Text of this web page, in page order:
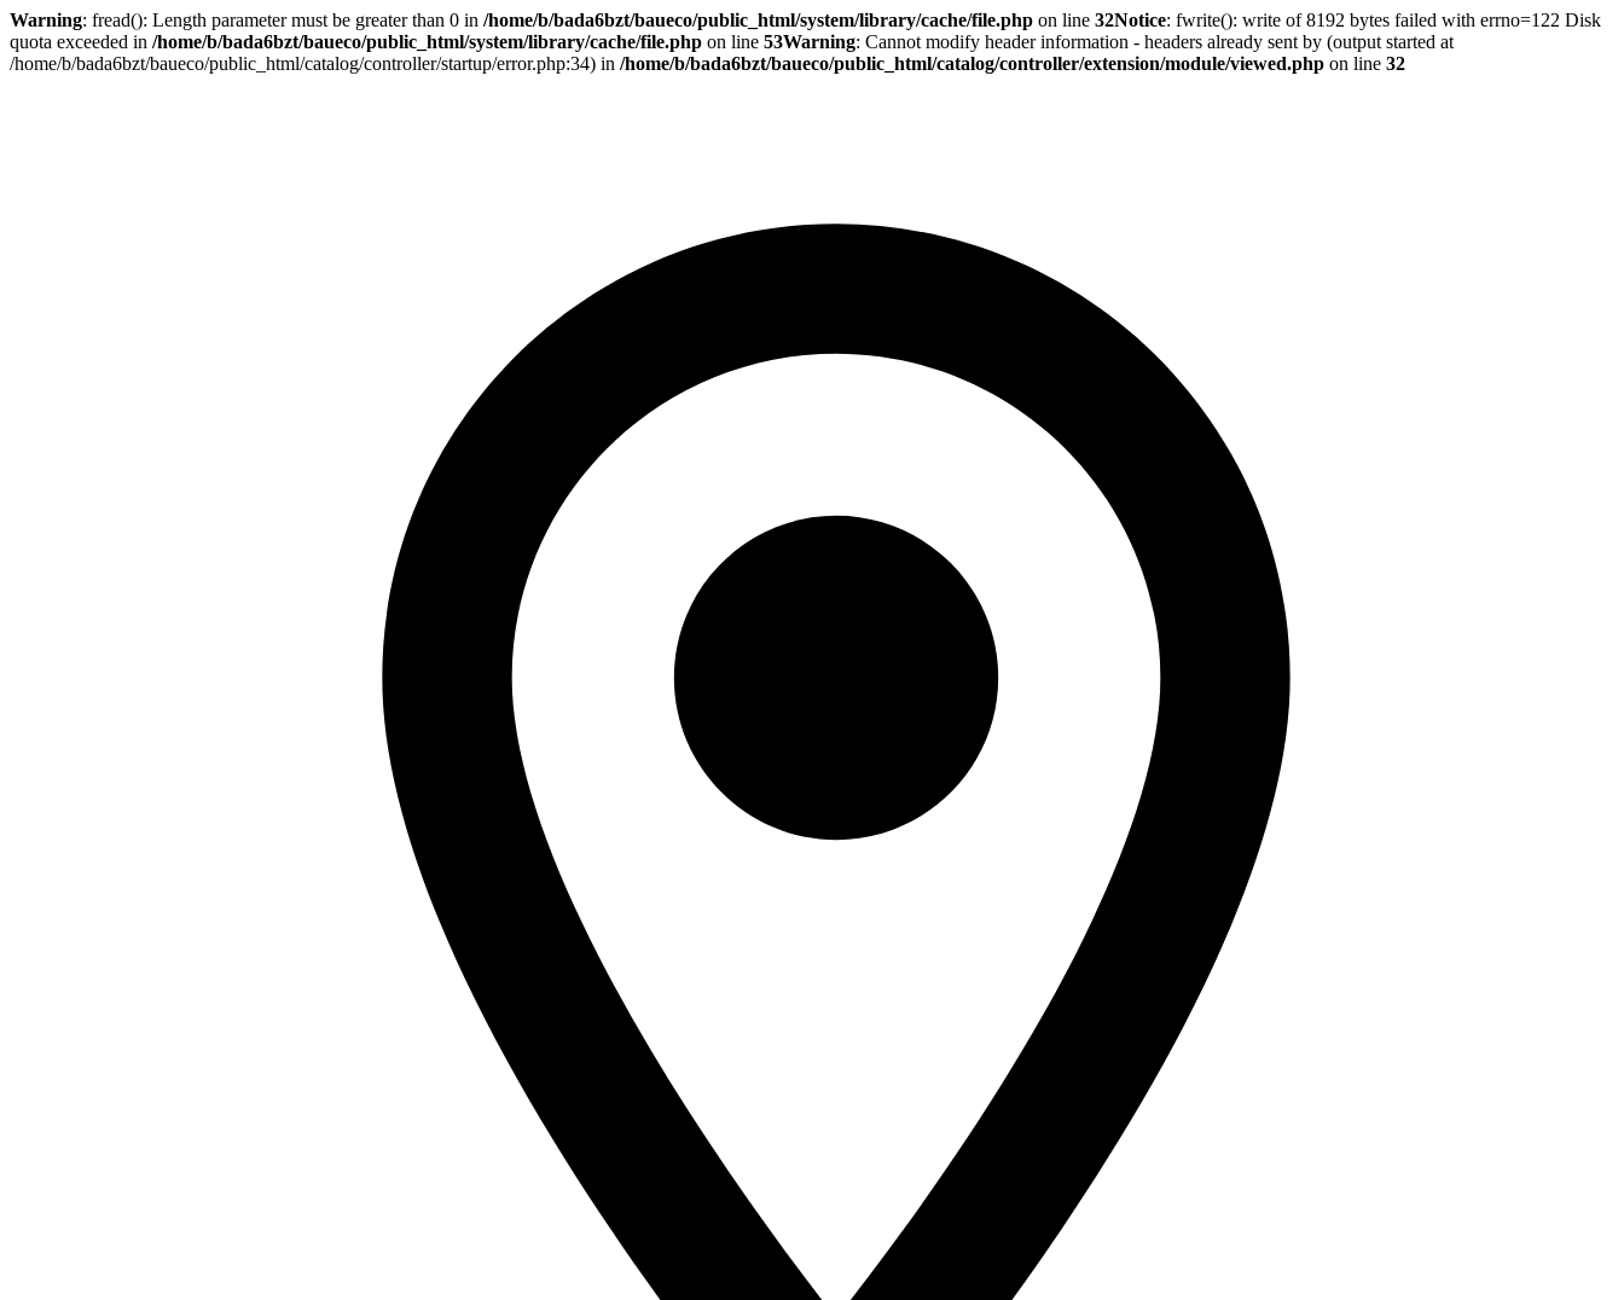
Warning: fread(): Length parameter must be greater than 0 in /home/b/bada6bzt/baueco/public_html/system/library/cache/file.php on line 32Notice: fwrite(): write of 8192 bytes failed with errno=122 Disk
quota exceeded in /home/b/bada6bzt/baueco/public_html/system/library/cache/file.php on line 53Warning: Cannot modify header information - headers already sent by (output started at
/home/b/bada6bzt/baueco/public_html/catalog/controller/startup/error.php:34) in /home/b/bada6bzt/baueco/public_html/catalog/controller/extension/module/viewed.php on line 32